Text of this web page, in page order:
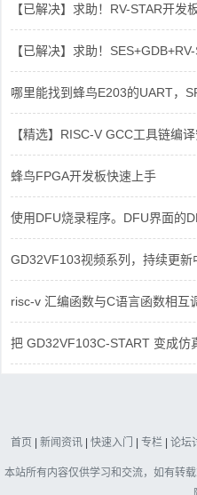
【已解决】求助！RV-STAR开
【已解决】求助！
哪里能找到蜂鸟E203的UART，
【精选】RISC-V GCC工具链编
蜂鸟FPGA开发板快速上手
使用DFU烧录程序。DFU界面的
GD32VF103视频系列，持续更新
risc-v 汇编函数与C语言函数相互
把 GD32VF103C-START 变成仿
首页 | 新闻资讯 | 快速入门 | 专栏 | 论坛
本站所有内容仅供学习和交流，如有转